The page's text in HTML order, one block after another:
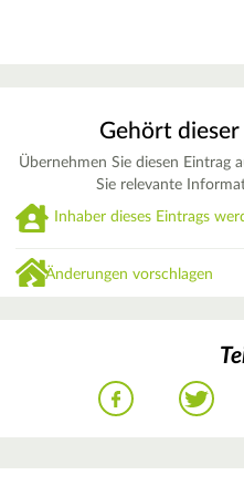
Gehört
Übernehmen Sie diesen Eintrag
Sie relevante
Inhaber dieses Eintrags
Änderungen vorschlagen